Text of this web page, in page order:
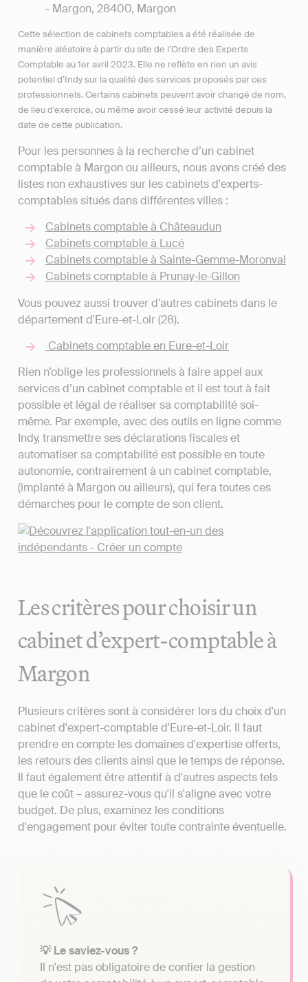
- Margon, 28400, Margon
Cette sélection de cabinets comptables a été réalisée de
manière aléatoire à partir du site de l’Ordre des Experts
Comptable au 1er avril 2023. Elle ne reflète en rien un avis
potentiel d’Indy sur la qualité des services proposés par ces
professionnels. Certains cabinets peuvent avoir changé de nom,
de lieu d'exercice, ou même avoir cessé leur activité depuis la
date de cette publication.
Pour les personnes à la recherche d’un cabinet
comptable à Margon ou ailleurs, nous avons créé des
listes non exhaustives sur les cabinets d'experts-
comptables situés dans différentes villes :
Cabinets comptable à Châteaudun
Cabinets comptable à Lucé
Cabinets comptable à Sainte-Gemme-Moronval
Cabinets comptable à Prunay-le-Gillon
Vous pouvez aussi trouver d’autres cabinets dans le
département d'Eure-et-Loir (28).
Cabinets comptable en Eure-et-Loir
Rien n’oblige les professionnels à faire appel aux
services d’un cabinet comptable et il est tout à fait
possible et légal de réaliser sa comptabilité soi-
même. Par exemple, avec des outils en ligne comme
Indy, transmettre ses déclarations fiscales et
automatiser sa comptabilité est possible en toute
autonomie, contrairement à un cabinet comptable,
(implanté à Margon ou ailleurs), qui fera toutes ces
démarches pour le compte de son client.
Les critères pour choisir un
cabinet d’expert-comptable à
Margon
Plusieurs critères sont à considérer lors du choix d'un
cabinet d'expert-comptable d'Eure-et-Loir. Il faut
prendre en compte les domaines d'expertise offerts,
les retours des clients ainsi que le temps de réponse.
Il faut également être attentif à d'autres aspects tels
que le coût – assurez-vous qu'il s'aligne avec votre
budget. De plus, examinez les conditions
d'engagement pour éviter toute contrainte éventuelle.
💡 Le saviez-vous ?
Il n'est pas obligatoire de confier la gestion